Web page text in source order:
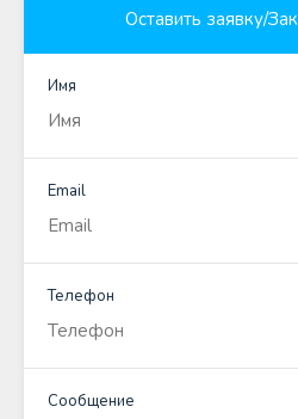
Оставить заявку/
Имя
Email
Телефон
Сообщение